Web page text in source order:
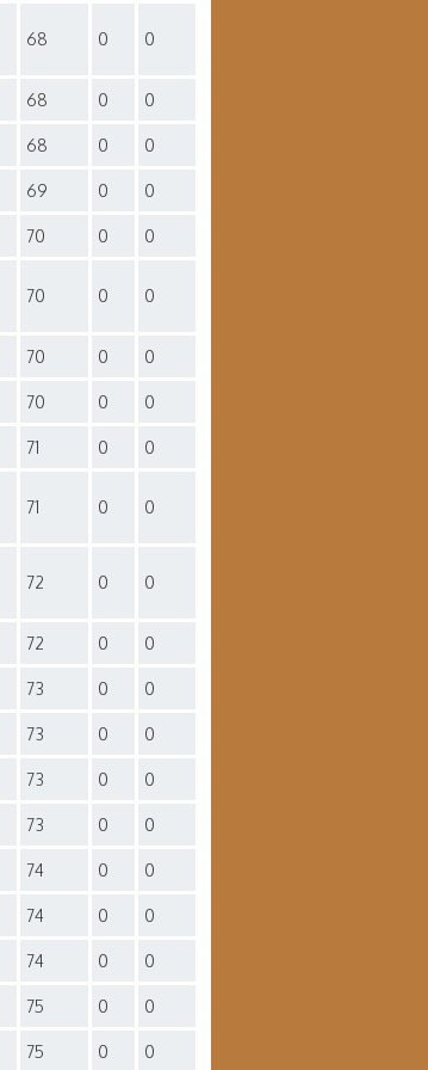
68 0 0
68 0 0
68 0 0
69 0 0
70 0 0
70 0 0
70 0 0
70 0 0
71 0 0
71 0 0
72 0 0
72 0 0
73 0 0
73 0 0
73 0 0
73 0 0
74 0 0
74 0 0
74 0 0
75 0 0
75 0 0